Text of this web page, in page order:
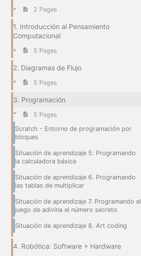
2 Pages
1. Introducción al Pensamiento
Computacional
5 Pages
2. Diagramas de Flujo
5 Pages
3. Programación
5 Pages
Scratch - Entorno de programación por
bloques
Situación de aprendizaje 5. Programando
la calculadora básica
Situación de aprendizaje 6. Programando
las tablas de multiplicar
Situación de aprendizaje 7. Programando el
juego de adivina el número secreto
Situación de aprendizaje 8. Art coding
4. Robótica: Software + Hardware